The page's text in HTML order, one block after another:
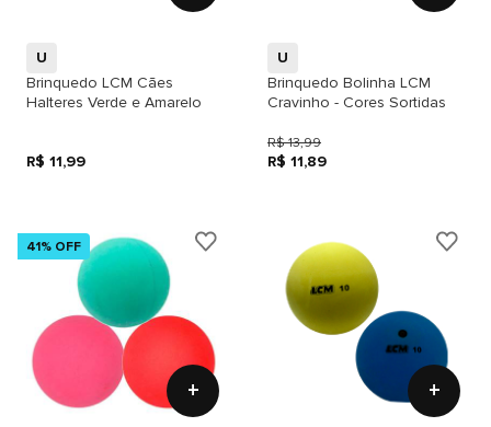
U
Brinquedo LCM Cães
Halteres Verde e Amarelo
R$ 11,99
U
Brinquedo Bolinha LCM
Cravinho - Cores Sortidas
R$ 13,99
R$ 11,89
41% OFF
+ +